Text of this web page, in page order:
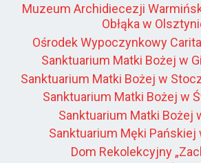
Muzeum Archidiecezji
Obłąka w
Ośrodek Wypoczynkowy
Sanktuarium Matki Bożej w
Sanktuarium Matki Bożej w
Sanktuarium Matki Bożej w
Sanktuarium Matki Bożej
Sanktuarium Męki Pańskiej
Dom Rekolekcyjny